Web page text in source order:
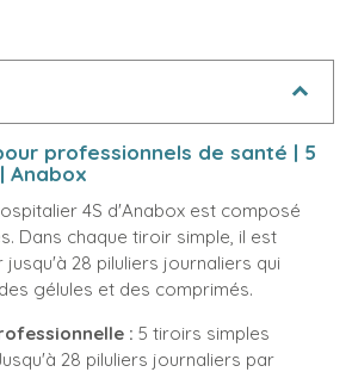
professionnels de santé | 5
Anabox
4S d'Anabox est composé
Dans chaque tiroir simple, il est
28 piluliers journaliers qui
gélules et des comprimés.
: 5 tiroirs simples
28 piluliers journaliers par